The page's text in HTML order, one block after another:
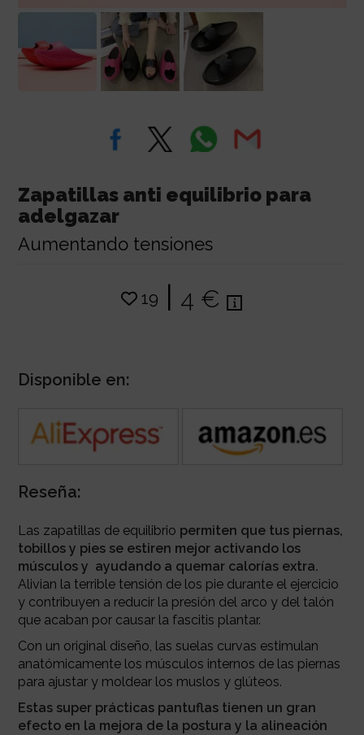
Zapatillas anti equilibrio para
adelgazar
Aumentando tensiones
19 | 4 €
Disponible en:
Reseña:
Las zapatillas de equilibrio permiten que tus piernas,
tobillos y pies se estiren mejor activando los
músculos y ayudando a quemar calorías extra.
Alivian la terrible tensión de los pie durante el ejercicio
y contribuyen a reducir la presión del arco y del talón
que acaban por causar la fascitis plantar.
Con un original diseño, las suelas curvas estimulan
anatómicamente los músculos internos de las piernas
para ajustar y moldear los muslos y glúteos.
Estas super prácticas pantuflas tienen un gran
efecto en la mejora de la postura y la alineación